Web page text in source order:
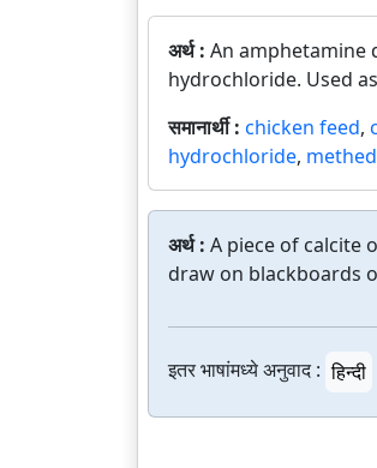
अर्थ : An amphetamine
hydrochloride. Used
समानार्थी : chicken feed,
hydrochloride,
अर्थ : A piece of calcite
draw on blackboards
इतर भाषांमध्ये अनुवाद : हिन्दी